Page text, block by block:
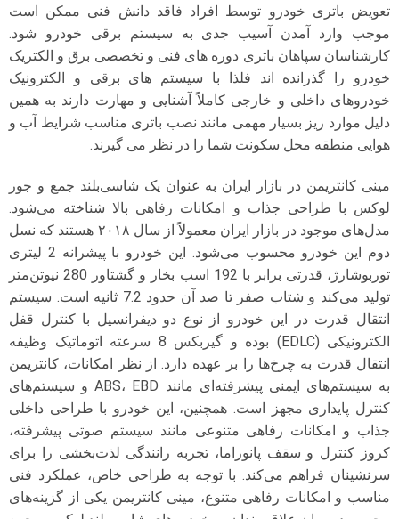
تعویض باتری خودرو توسط افراد فاقد دانش فنی ممکن است
موجب وارد آمدن آسیب جدی به سیستم برقی خودرو شود.
کارشناسان سپاهان باتری دوره های فنی و تخصصی برق و الکتریک
خودرو را گذرانده اند فلذا با سیستم های برقی و الکترونیک
خودروهای داخلی و خارجی کاملاً آشنایی و مهارت دارند به همین
دلیل موارد ریز بسیار مهمی مانند نصب باتری مناسب شرایط آب و
هوایی منطقه محل سکونت شما را در نظر می گیرند.
مینی کانتریمن در بازار ایران به عنوان یک شاسی‌بلند جمع و جور
لوکس با طراحی جذاب و امکانات رفاهی بالا شناخته می‌شود.
مدل‌های موجود در بازار ایران معمولاً از سال ۲۰۱۸ هستند که نسل
دوم این خودرو محسوب می‌شود. این خودرو با پیشرانه 2 لیتری
توربوشارژ، قدرتی برابر با 192 اسب بخار و گشتاور 280 نیوتن‌متر
تولید می‌کند و شتاب صفر تا صد آن حدود 7.2 ثانیه است. سیستم
انتقال قدرت در این خودرو از نوع دو دیفرانسیل با کنترل قفل
الکترونیکی (EDLC) بوده و گیربکس 8 سرعته اتوماتیک وظیفه
انتقال قدرت به چرخ‌ها را بر عهده دارد. از نظر امکانات، کانتریمن
به سیستم‌های ایمنی پیشرفته‌ای مانند ABS، EBD و سیستم‌های
کنترل پایداری مجهز است. همچنین، این خودرو با طراحی داخلی
جذاب و امکانات رفاهی متنوعی مانند سیستم صوتی پیشرفته،
کروز کنترل و سقف پانوراما، تجربه رانندگی لذت‌بخشی را برای
سرنشینان فراهم می‌کند. با توجه به طراحی خاص، عملکرد فنی
مناسب و امکانات رفاهی متنوع، مینی کانتریمن یکی از گزینه‌های